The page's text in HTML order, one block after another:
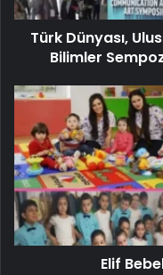
Türk Dünyası,
Bilimler
Elif